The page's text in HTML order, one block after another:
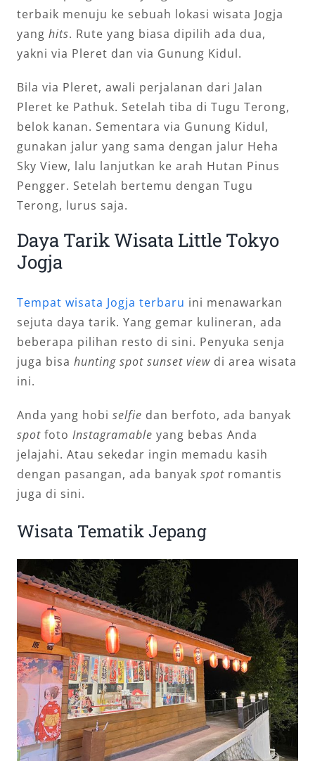
terbaik menuju ke sebuah lokasi wisata Jogja
yang hits. Rute yang biasa dipilih ada dua,
yakni via Pleret dan via Gunung Kidul.
Bila via Pleret, awali perjalanan dari Jalan
Pleret ke Pathuk. Setelah tiba di Tugu Terong,
belok kanan. Sementara via Gunung Kidul,
gunakan jalur yang sama dengan jalur Heha
Sky View, lalu lanjutkan ke arah Hutan Pinus
Pengger. Setelah bertemu dengan Tugu
Terong, lurus saja.
Daya Tarik Wisata Little Tokyo
Jogja
Tempat wisata Jogja terbaru ini menawarkan
sejuta daya tarik. Yang gemar kulineran, ada
beberapa pilihan resto di sini. Penyuka senja
juga bisa hunting spot sunset view di area wisata
ini.
Anda yang hobi selfie dan berfoto, ada banyak
spot foto Instagramable yang bebas Anda
jelajahi. Atau sekedar ingin memadu kasih
dengan pasangan, ada banyak spot romantis
juga di sini.
Wisata Tematik Jepang